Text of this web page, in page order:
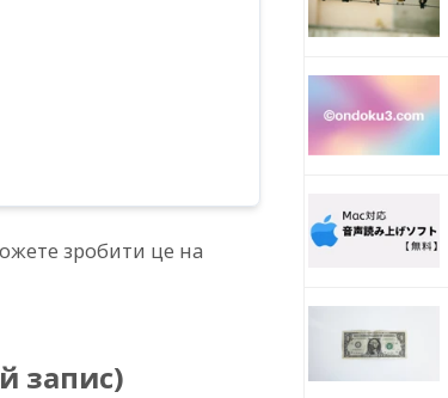
зробити це на
запис)